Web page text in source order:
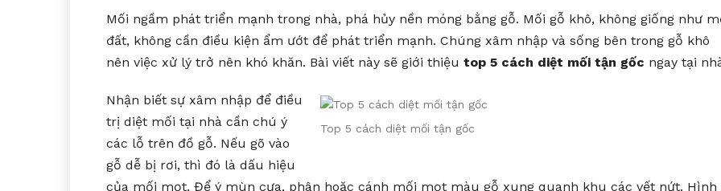
Mối ngầm phát triển mạnh trong nhà, phá hủy nền móng bằng gỗ. Mối gỗ khô, không giống như
đất, không cần điều kiện ẩm ướt để phát triển mạnh. Chúng xâm nhập và sống bên trong gỗ khô
nên việc xử lý trở nên khó khăn. Bài viết này sẽ giới thiệu top 5 cách diệt mối tận gốc ngay tại
Top 5 cách diệt mối tận gốc
Nhận biết sự xâm nhập để điều
trị diệt mối tại nhà cần chú ý
các lỗ trên đồ gỗ. Nếu gõ vào
gỗ dễ bị rơi, thì đó là dấu hiệu
của mối mọt. Để ý mùn cưa, phân hoặc cánh mối mọt màu gỗ xung quanh khu các vết nứt. Hình